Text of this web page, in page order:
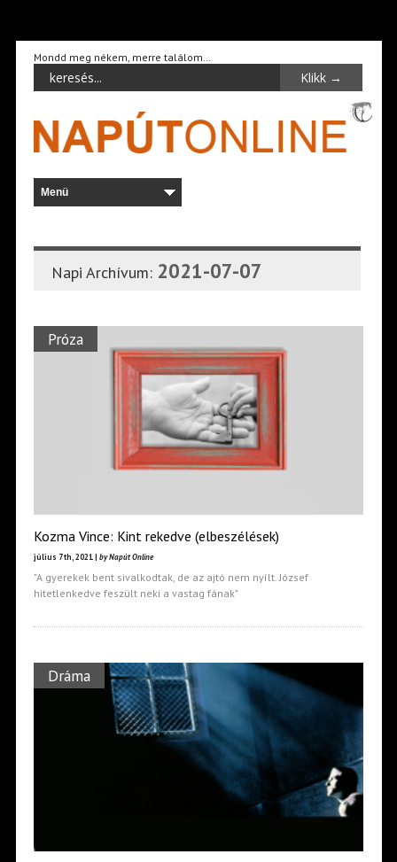
Mondd meg nékem, merre találom…
Napi Archívum: 2021-07-07
Próza
Kozma Vince: Kint rekedve (elbeszélések)
július 7th, 2021 | by Napút Online
"A gyerekek bent sivalkodtak, de az ajtó nem nyílt. József
hitetlenkedve feszült neki a vastag fának"
Dráma